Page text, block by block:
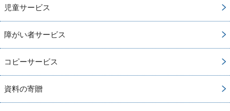
児童サービス
障がい者サービス
コピーサービス
資料の寄贈